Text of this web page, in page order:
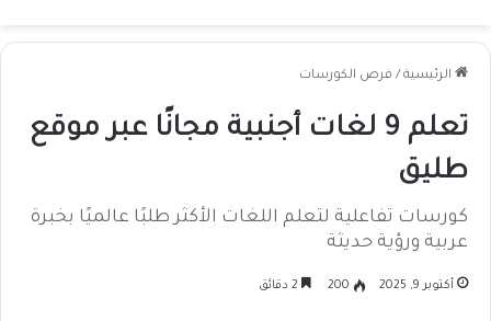
الرئيسية / فرص الكورسات
تعلم 9 لغات أجنبية مجانًا عبر موقع
طليق
كورسات تفاعلية لتعلم اللغات الأكثر طلبًا عالميًا بخبرة
عربية ورؤية حديثة
أكتوبر 9, 2025 200